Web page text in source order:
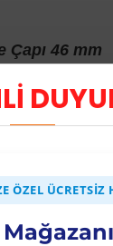
ÖZEL ÜCRETSIZ
Çapı 46 mm